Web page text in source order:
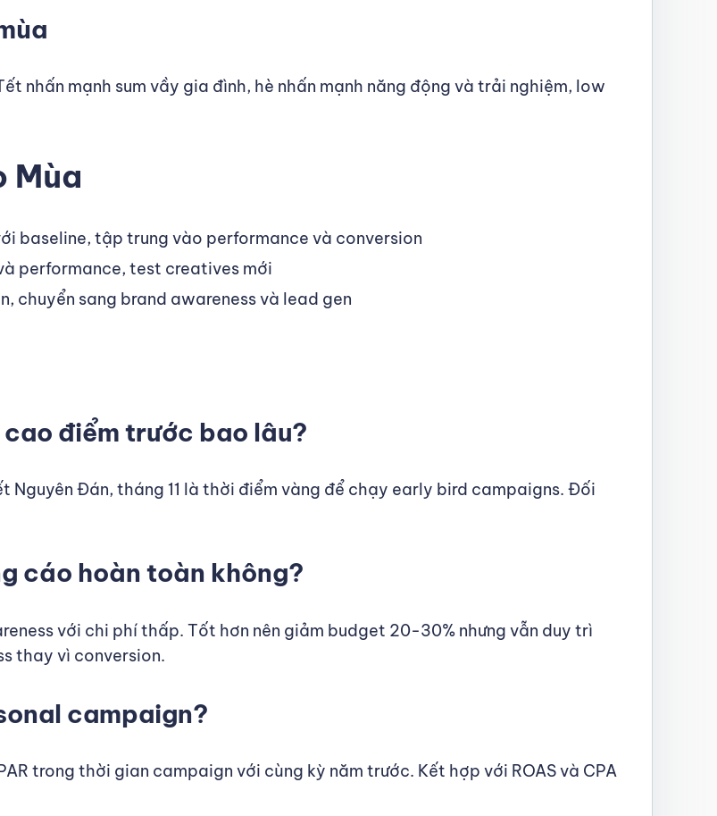
nhấn mạnh sum vầy gia đình, hè nhấn mạnh năng động và trải nghiệm, low
Mùa
baseline, tập trung vào performance và conversion
performance, test creatives mới
chuyển sang brand awareness và lead gen
điểm trước bao lâu?
Đán, tháng 11 là thời điểm vàng để chạy early bird campaigns. Đối
cáo hoàn toàn không?
với chi phí thấp. Tốt hơn nên giảm budget 20-30% nhưng vẫn duy trì
thay vì conversion.
campaign?
trong thời gian campaign với cùng kỳ năm trước. Kết hợp với ROAS và CPA